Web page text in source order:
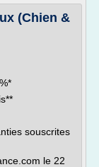
(Chien &
souscrites
le 22